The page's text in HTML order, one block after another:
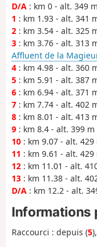
D/A : km 0 - alt. 349
1 : km 1.93 - alt. 341
2 : km 3.54 - alt. 325
3 : km 3.76 - alt. 313
Affluent de la
4 : km 4.98 - alt. 360
5 : km 5.91 - alt. 387
6 : km 6.94 - alt. 371
7 : km 7.74 - alt. 402
8 : km 8.01 - alt. 413
9 : km 8.4 - alt. 399
10 : km 9.07 - alt.
11 : km 9.61 - alt.
12 : km 11.01 - alt.
13 : km 11.38 - alt.
D/A : km 12.2 - alt.
Informations
Raccourci : depuis (5